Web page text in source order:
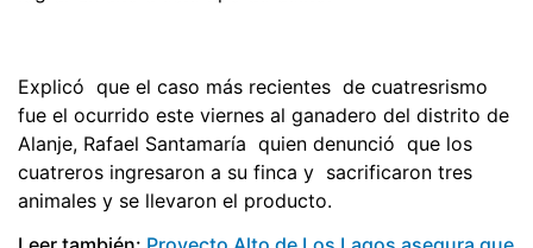
Explicó que el caso más recientes de cuatresrismo
fue el ocurrido este viernes al ganadero del distrito de
Alanje, Rafael Santamaría quien denunció que los
cuatreros ingresaron a su finca y sacrificaron tres
animales y se llevaron el producto.